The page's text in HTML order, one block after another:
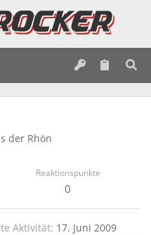
der Rhön
Reaktionspunkte
0
Aktivität 17. Juni 2009